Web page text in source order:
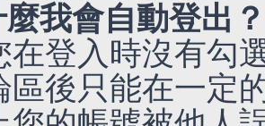
我會自動登出？
在登入時沒有勾
區後只能在一定